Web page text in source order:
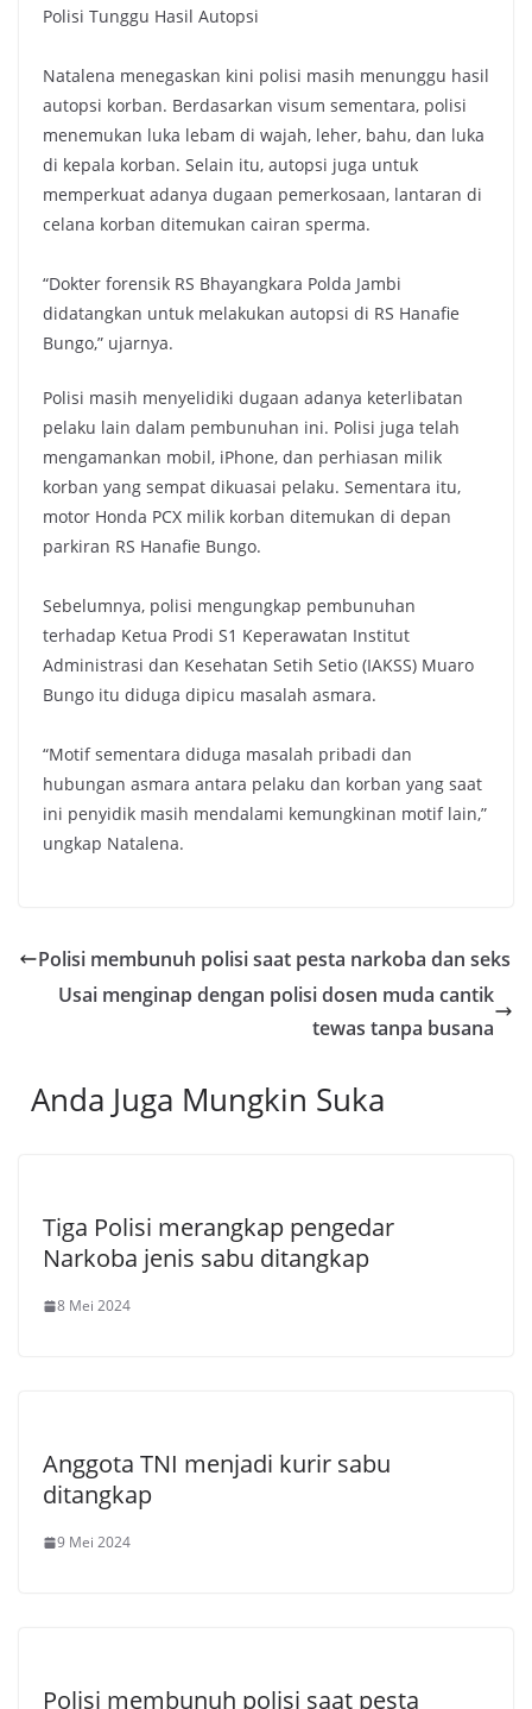
Polisi Tunggu Hasil Autopsi
Natalena menegaskan kini polisi masih menunggu hasil
autopsi korban. Berdasarkan visum sementara, polisi
menemukan luka lebam di wajah, leher, bahu, dan luka
di kepala korban. Selain itu, autopsi juga untuk
memperkuat adanya dugaan pemerkosaan, lantaran di
celana korban ditemukan cairan sperma.
“Dokter forensik RS Bhayangkara Polda Jambi
didatangkan untuk melakukan autopsi di RS Hanafie
Bungo,” ujarnya.
Polisi masih menyelidiki dugaan adanya keterlibatan
pelaku lain dalam pembunuhan ini. Polisi juga telah
mengamankan mobil, iPhone, dan perhiasan milik
korban yang sempat dikuasai pelaku. Sementara itu,
motor Honda PCX milik korban ditemukan di depan
parkiran RS Hanafie Bungo.
Sebelumnya, polisi mengungkap pembunuhan
terhadap Ketua Prodi S1 Keperawatan Institut
Administrasi dan Kesehatan Setih Setio (IAKSS) Muaro
Bungo itu diduga dipicu masalah asmara.
“Motif sementara diduga masalah pribadi dan
hubungan asmara antara pelaku dan korban yang saat
ini penyidik masih mendalami kemungkinan motif lain,”
ungkap Natalena.
Polisi membunuh polisi saat pesta narkoba dan seks
Usai menginap dengan polisi dosen muda cantik
tewas tanpa busana
Anda Juga Mungkin Suka
Tiga Polisi merangkap pengedar
Narkoba jenis sabu ditangkap
8 Mei 2024
Anggota TNI menjadi kurir sabu
ditangkap
9 Mei 2024
Polisi membunuh polisi saat pesta